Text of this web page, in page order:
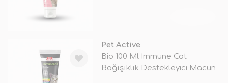
Pet Active
Bio 100 Ml Immune Cat
Bağışıklık Destekleyici Macun